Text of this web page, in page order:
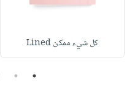
كل شيء ممكن Lined
1
2